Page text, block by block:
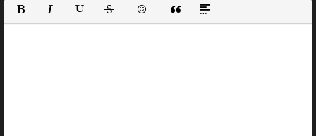
Полужирный
КурсивПодчеркнутый
ЗачеркнутыйВставить смайлик
Вставка цитаты
Вставка спойлера